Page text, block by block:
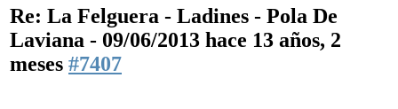
Re: La Felguera - Ladines - Pola De
Laviana - 09/06/2013 hace 13 años, 2
meses #7407